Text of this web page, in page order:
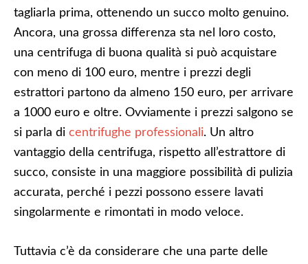
tagliarla prima, ottenendo un succo molto genuino.
Ancora, una grossa differenza sta nel loro costo,
una centrifuga di buona qualità si può acquistare
con meno di 100 euro, mentre i prezzi degli
estrattori partono da almeno 150 euro, per arrivare
a 1000 euro e oltre. Ovviamente i prezzi salgono se
si parla di centrifughe professionali. Un altro
vantaggio della centrifuga, rispetto all’estrattore di
succo, consiste in una maggiore possibilità di pulizia
accurata, perché i pezzi possono essere lavati
singolarmente e rimontati in modo veloce.
Tuttavia c’è da considerare che una parte delle